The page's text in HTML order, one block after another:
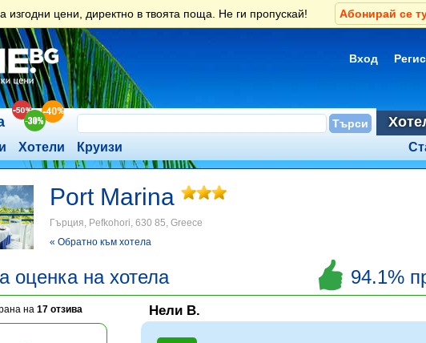
цени, директно в твоята поща. Не ги пропускай! Абонирай се
Вход
Хотели Круизи
Port Marina
Гърция, Pefkohori, 630 85, Greece
« Обратно към хотела
оценка на хотела 94.1%
на 17 отзива Нели В.